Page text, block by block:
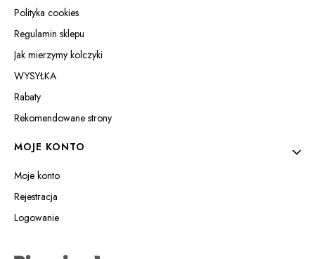
Polityka cookies
Regulamin sklepu
Jak mierzymy kolczyki
WYSYŁKA
Rabaty
Rekomendowane strony
MOJE KONTO
Moje konto
Rejestracja
Logowanie